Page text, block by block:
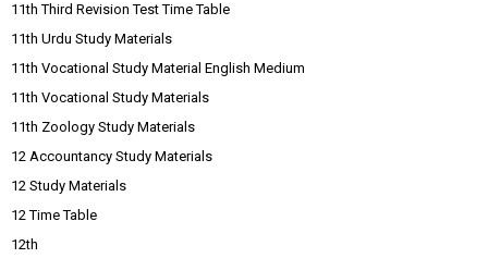
11th Third Revision Test Time Table
11th Urdu Study Materials
11th Vocational Study Material English Medium
11th Vocational Study Materials
11th Zoology Study Materials
12 Accountancy Study Materials
12 Study Materials
12 Time Table
12th